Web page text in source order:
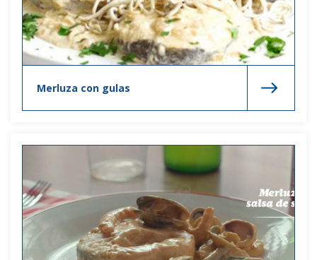
Merluza con gulas